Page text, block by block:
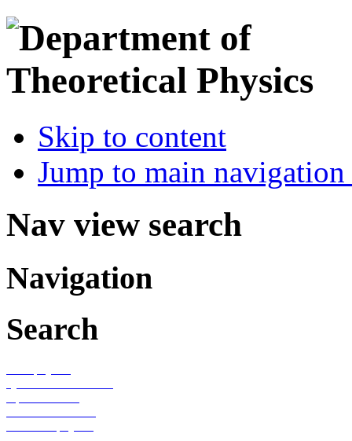
Skip to content
Jump to main
Nav view search
Navigation
Search